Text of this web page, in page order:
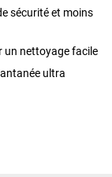
sécurité et moins
un nettoyage facile
ultra